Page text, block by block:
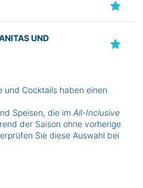
UND
und Cocktails haben einen
Speisen, die im All-Inclusive
der Saison ohne vorherige
Sie diese Auswahl bei